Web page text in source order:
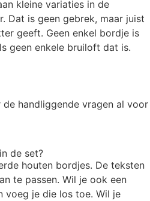
kleine variaties in de
Dat is geen gebrek, maar juist
geeft. Geen enkel bordje is
geen enkele bruiloft dat is.
handliggende vragen al voor
de set?
houten bordjes. De teksten
te passen. Wil je ook een
voeg je die los toe. Wil je